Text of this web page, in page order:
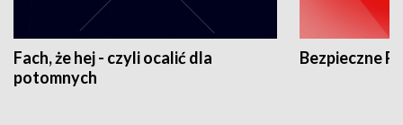
Fach, że hej - czyli ocalić dla
potomnych
Bezpieczne